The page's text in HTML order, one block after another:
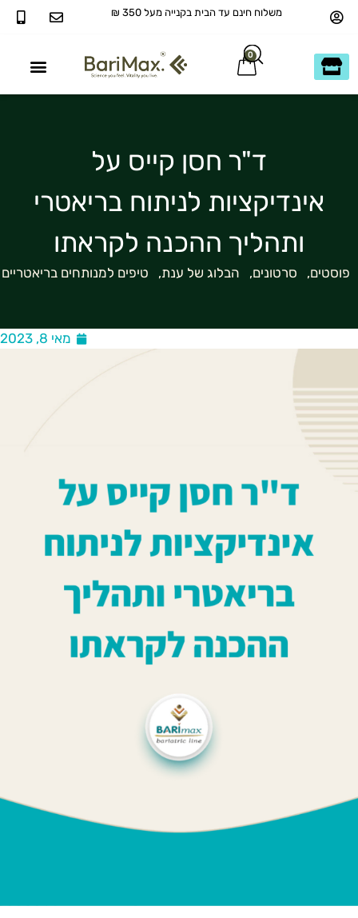
משלוח חינם עד הבית בקנייה מעל 350 ₪
0
ד"ר חסן קייס על
אינדיקציות לניתוח בריאטרי
ותהליך ההכנה לקראתו
פוסטים, סרטונים, הבלוג של ענת, טיפים למנותחים בריאטריים
מאי 8, 2023